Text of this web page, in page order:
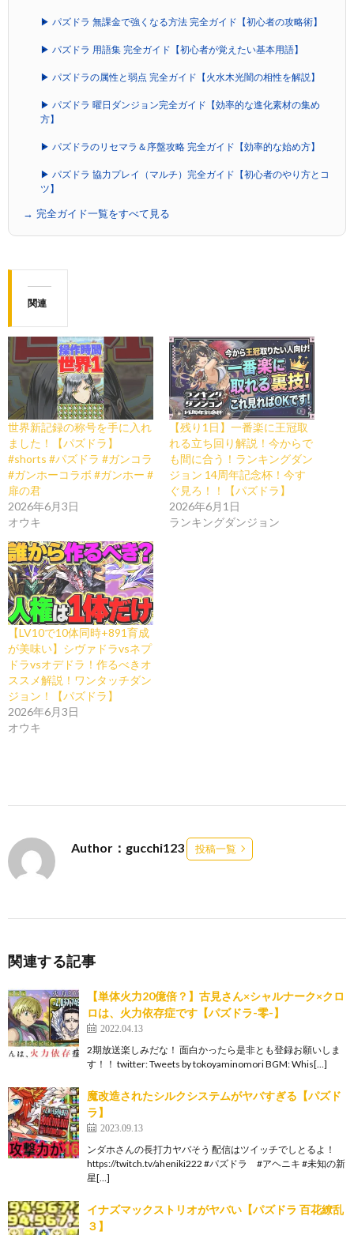
▶ パズドラ 無課金で強くなる方法 完全ガイド【初心者の攻略術】
▶ パズドラ 用語集 完全ガイド【初心者が覚えたい基本用語】
▶ パズドラの属性と弱点 完全ガイド【火水木光闇の相性を解説】
▶ パズドラ 曜日ダンジョン完全ガイド【効率的な進化素材の集め
方】
▶ パズドラのリセマラ＆序盤攻略 完全ガイド【効率的な始め方】
▶ パズドラ 協力プレイ（マルチ）完全ガイド【初心者のやり方とコ
ツ】
→ 完全ガイド一覧をすべて見る
関連
世界新記録の称号を手に入れ
ました！【パズドラ】
#shorts #パズドラ #ガンコラ
#ガンホーコラボ #ガンホー #
扉の君
2026年6月3日
オウキ
【残り1日】一番楽に王冠取
れる立ち回り解説！今からで
も間に合う！ランキングダン
ジョン 14周年記念杯！今す
ぐ見ろ！！【パズドラ】
2026年6月1日
ランキングダンジョン
【LV10で10体同時+891育成
が美味い】シヴァドラvsネプ
ドラvsオデドラ！作るべきオ
ススメ解説！ワンタッチダン
ジョン！【パズドラ】
2026年6月3日
オウキ
Author：gucchi123 投稿一覧
関連する記事
【単体火力20億倍？】古見さん×シャルナーク×クロ
ロは、火力依存症です【パズドラ-零-】
2022.04.13
2期放送楽しみだな！ 面白かったら是非とも登録お願いしま
す！！ twitter: Tweets by tokoyaminomori BGM: Whis[…]
魔改造されたシルクシステムがヤバすぎる【パズド
ラ】
2023.09.13
ンダホさんの長打力ヤバそう 配信はツイッチでしとるよ！
https://twitch.tv/aheniki222 #パズドラ #アヘニキ #未知の新
星[…]
イナズマックストリオがヤバい【パズドラ 百花繚乱
３】